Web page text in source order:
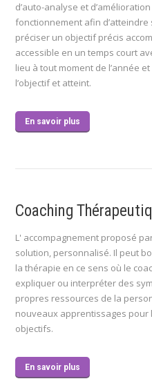
d’auto-analyse et
fonctionnement afin
préciser un objectif précis
accessible en un temps court
lieu à tout moment de l’année
l’objectif et atteint.
En savoir plus
Coaching
L' accompagnement proposé
solution, personnalisé. Il peut
la thérapie en ce sens où le
expliquer ou interpréter des
propres ressources de la
nouveaux apprentissages
objectifs.
En savoir plus